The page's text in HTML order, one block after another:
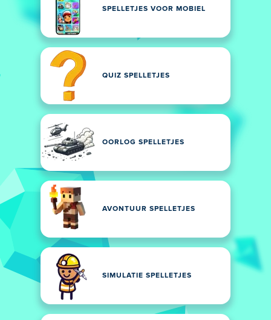
SPELLETJES VOOR MOBIEL
QUIZ SPELLETJES
OORLOG SPELLETJES
AVONTUUR SPELLETJES
SIMULATIE SPELLETJES